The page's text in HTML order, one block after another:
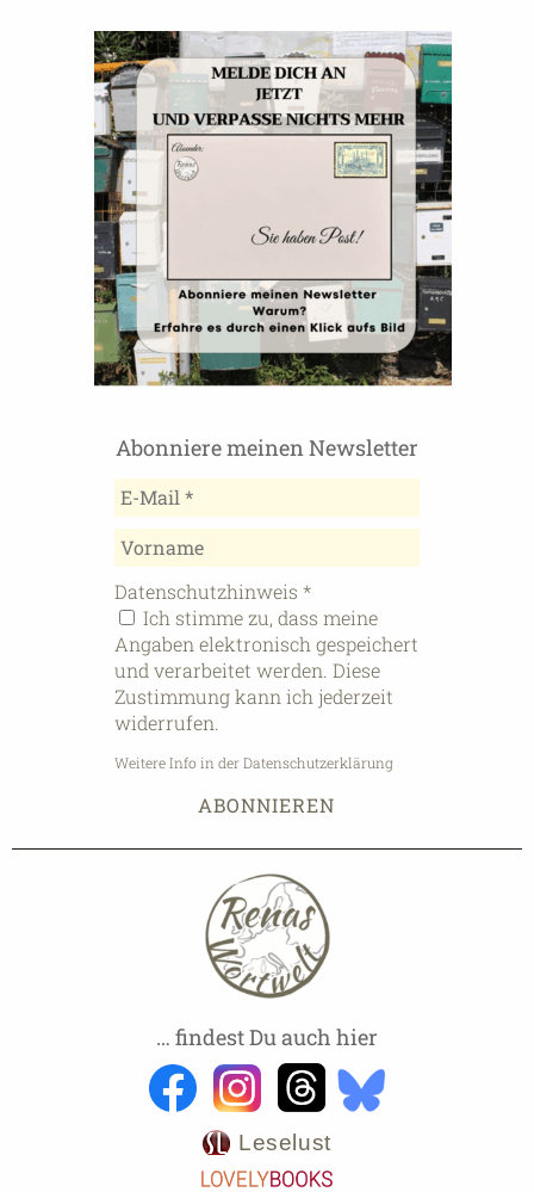
Abonniere meinen Newsletter
Datenschutzhinweis *
Ich stimme zu, dass meine
Angaben elektronisch gespeichert
und verarbeitet werden. Diese
Zustimmung kann ich jederzeit
widerrufen.
Weitere Info in der Datenschutzerklärung
… findest Du auch hier
Leselust